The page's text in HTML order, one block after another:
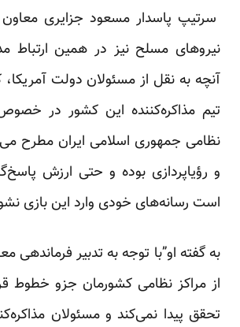
سرتیپ پاسدار مسعود جزایری
نیروهای مسلح نیز در همین ارتباط
آنچه به نقل از مسئولان دولت آمریکا،
تیم مذاکره‌کننده این کشور در خصوص
نظامی جمهوری اسلامی ایران مطرح
و رؤیاپردازی بوده و حتی ارزش
است رسانه‌های خودی وارد این بازی
به گفته او”با توجه به تدبیر فرماندهی
از مراکز نظامی کشورمان جزو خطوط
تحقق پیدا نمی‌کند و مسئولان